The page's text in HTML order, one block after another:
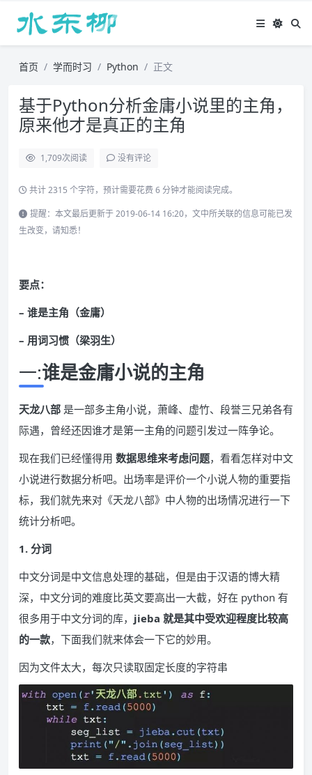
首页 学而时习 Python 正文
基于Python分析金庸小说里的主角，
原来他才是真正的主角
1,709次阅读 没有评论
共计 2315 个字符，预计需要花费 6 分钟才能阅读完成。
提醒：本文最后更新于 2019-06-14 16:20，文中所关联的信息可能已发
生改变，请知悉！
要点：
– 谁是主角（金庸）
– 用词习惯（梁羽生）
一:谁是金庸小说的主角
天龙八部 是一部多主角小说，萧峰、虚竹、段誉三兄弟各有
际遇，曾经还因谁才是第一主角的问题引发过一阵争论。
现在我们已经懂得用 数据思维来考虑问题，看看怎样对中文
小说进行数据分析吧。出场率是评价一个小说人物的重要指
标，我们就先来对《天龙八部》中人物的出场情况进行一下
统计分析吧。
1. 分词
中文分词是中文信息处理的基础，但是由于汉语的博大精
深，中文分词的难度比英文要高出一大截，好在 python 有
很多用于中文分词的库， jieba 就是其中受欢迎程度比较高
的一款，下面我们就来体会一下它的妙用。
因为文件太大，每次只读取固定长度的字符串